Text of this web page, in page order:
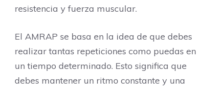
resistencia y fuerza muscular.
El AMRAP se basa en la idea de que debes
realizar tantas repeticiones como puedas en
un tiempo determinado. Esto significa que
debes mantener un ritmo constante y una